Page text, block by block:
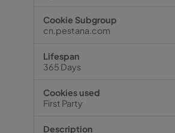
cn.pestana.com
365 Days
First Party